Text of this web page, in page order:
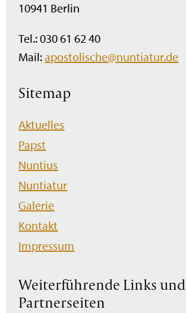
10941 Berlin
Tel.: 030 61 62 40
Mail:apostolische@nuntiatur.de
Sitemap
Navigation
überspringen
Aktuelles
Papst
Nuntius
Nuntiatur
Galerie
Kontakt
Impressum
Weiterführende Links und
Partnerseiten